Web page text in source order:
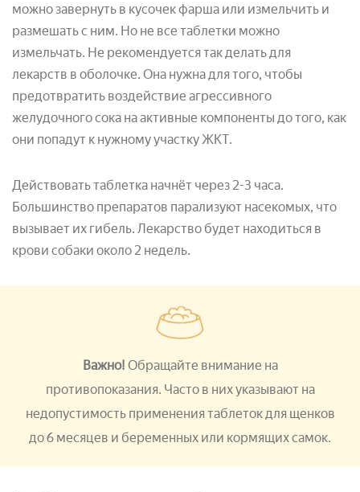
можно завернуть в кусочек фарша или измельчить и
размешать с ним. Но не все таблетки можно
измельчать. Не рекомендуется так делать для
лекарств в оболочке. Она нужна для того, чтобы
предотвратить воздействие агрессивного
желудочного сока на активные компоненты до того, как
они попадут к нужному участку ЖКТ.
Действовать таблетка начнёт через 2-3 часа.
Большинство препаратов парализуют насекомых, что
вызывает их гибель. Лекарство будет находиться в
крови собаки около 2 недель.
Важно! Обращайте внимание на
противопоказания. Часто в них указывают на
недопустимость применения таблеток для щенков
до6 месяцев и беременных или кормящих самок.